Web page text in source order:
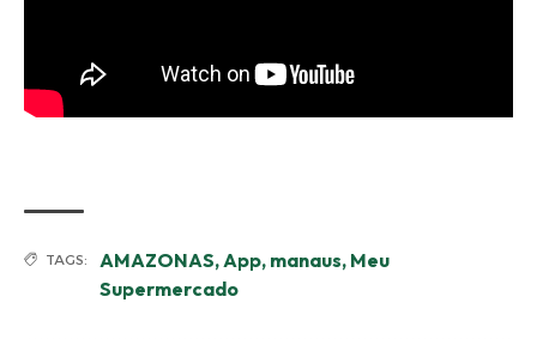
TAGS: AMAZONAS, App, manaus, Meu
Supermercado